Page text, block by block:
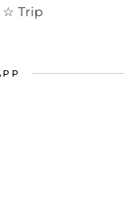
☆ Trip